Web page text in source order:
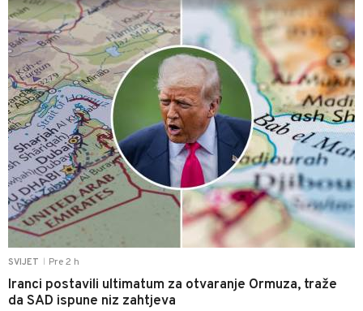
SVIJET Pre 2 h
Iranci postavili ultimatum za otvaranje Ormuza, traže
da SAD ispune niz zahtjeva